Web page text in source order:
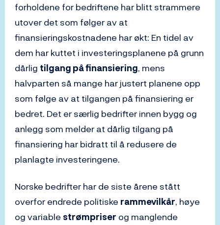
forholdene for bedriftene har blitt strammere
utover det som følger av at
finansieringskostnadene har økt: En tidel av
dem har kuttet i investeringsplanene på grunn
dårlig tilgang på finansiering, mens
halvparten så mange har justert planene opp
som følge av at tilgangen på finansiering er
bedret. Det er særlig bedrifter innen bygg og
anlegg som melder at dårlig tilgang på
finansiering har bidratt til å redusere de
planlagte investeringene.
Norske bedrifter har de siste årene stått
overfor endrede politiske rammevilkår, høye
og variable strømpriser og manglende